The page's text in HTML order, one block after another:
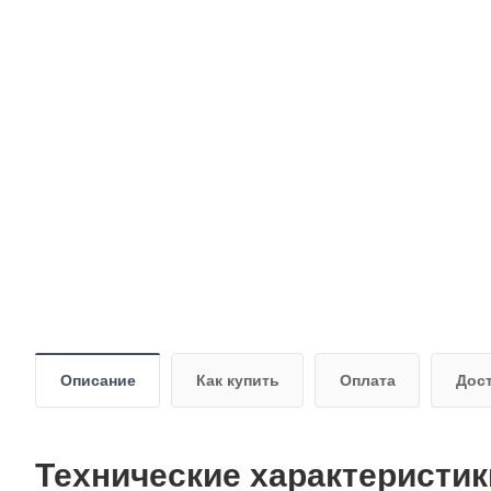
Описание Как купить Оплата
Технические